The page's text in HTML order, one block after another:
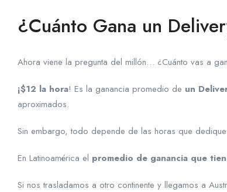
¿Cuánto Gana un
Ahora viene la pregunta del millón… ¿Cuánto vas a
¡$12 la hora! Es la ganancia promedio de un
aproximados.
Sin embargo, todo depende de las horas que
En Latinoamérica el promedio de ganancia que
Si nos trasladamos a otro continente y llegamos a